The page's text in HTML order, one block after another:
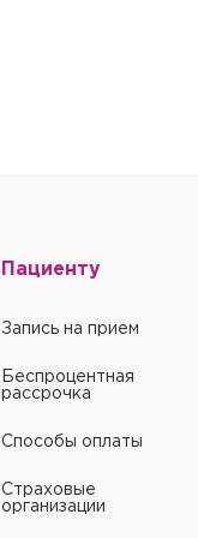
Пациенту
Запись на прием
Беспроцентная
рассрочка
Способы оплаты
Страховые
организации